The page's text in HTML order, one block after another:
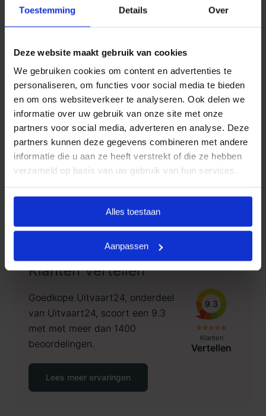
Toestemming Details Over
Deze website maakt gebruik van cookies
We gebruiken cookies om content en advertenties te
personaliseren, om functies voor social media te bieden
en om ons websiteverkeer te analyseren. Ook delen we
informatie over uw gebruik van onze site met onze
partners voor social media, adverteren en analyse. Deze
partners kunnen deze gegevens combineren met andere
informatie die u aan ze heeft verstrekt of die ze hebben
verzameld op basis van uw gebruik van hun services.
Alles toestaan
Aanpassen
uitvaartwensen. In één oogopslag ziet u al uw opties
afnemen en wat past binnen uw budget. Indien u dit
wenst, kunt u deze pakketten uiteraard uitbreiden.
Door met vaste uitvaartpakketten te werken, kan
Goedkope Uitvaart24 u een goed verzorgde,
persoonlijke en waardige begrafenis tegen een
eerlijk tarief garanderen.
ontvangen? Goedkope Uitvaart24 is 24 uur per dag
bereikbaar. Neemt u vrijblijvend contact met ons op
085 016 0685
Klanten Vertellen
Goedkope Uitvaart24, onderdeel
van Uitvaart24, scoort een 9.3
met met meer dan 1400
beoordelingen.
9.3
Klanten
Vertellen
Lees meer ervaringen